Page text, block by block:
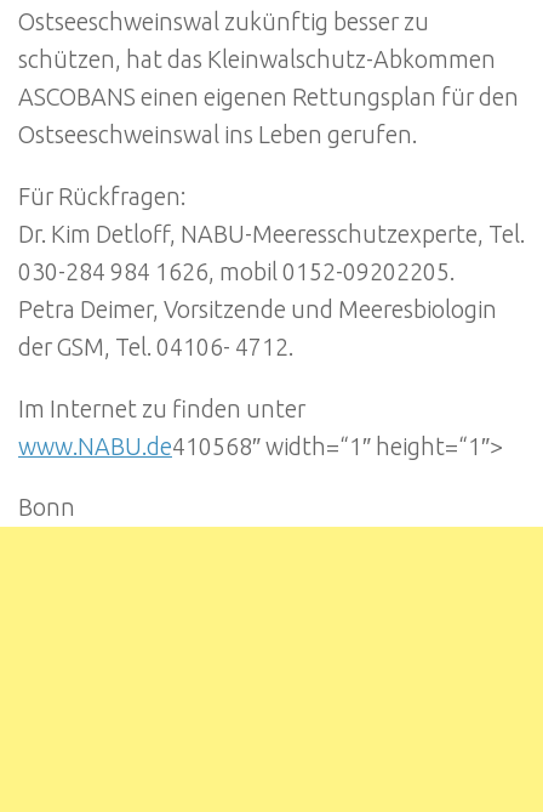
Ostseeschweinswal zukünftig besser zu
schützen, hat das Kleinwalschutz-Abkommen
ASCOBANS einen eigenen Rettungsplan für den
Ostseeschweinswal ins Leben gerufen.
Für Rückfragen:
Dr. Kim Detloff, NABU-Meeresschutzexperte, Tel.
030-284 984 1626, mobil 0152-09202205.
Petra Deimer, Vorsitzende und Meeresbiologin
der GSM, Tel. 04106- 4712.
Im Internet zu finden unter
www.NABU.de410568″ width=“1″ height=“1″>
Bonn